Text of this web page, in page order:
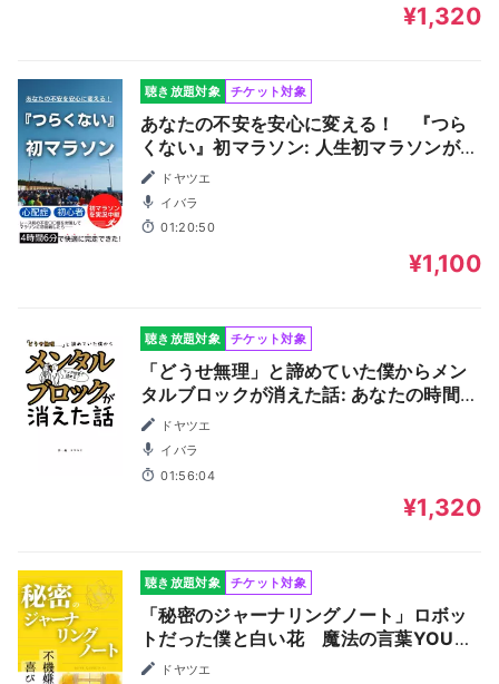
¥1,320
聴き放題対象 チケット対象
あなたの不安を安心に変える！ 『つら
くない』初マラソン: 人生初マラソンが世
界初！？ マイボトル必須の 湘南国際マラ
ソンを 初心者目線で徹底レビュー ランニ
ングする前に読んで欲しい本
ドヤツエ
イバラ
01:20:50
¥1,100
聴き放題対象 チケット対象
「どうせ無理」と諦めていた僕からメン
タルブロックが消えた話: あなたの時間が
主人公？ 可能性の種の見つけ方
ドヤツエ
イバラ
01:56:04
¥1,320
聴き放題対象 チケット対象
「秘密のジャーナリングノート」ロボッ
トだった僕と白い花 魔法の言葉YOUR
GARDEN .IA
ドヤツエ